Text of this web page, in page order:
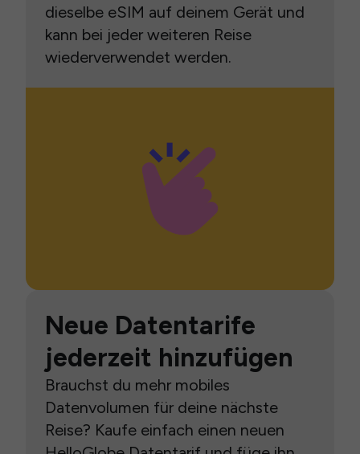
dieselbe eSIM auf deinem Gerät und
kann bei jeder weiteren Reise
wiederverwendet werden.
Neue Datentarife
jederzeit hinzufügen
Brauchst du mehr mobiles
Datenvolumen für deine nächste
Reise? Kaufe einfach einen neuen